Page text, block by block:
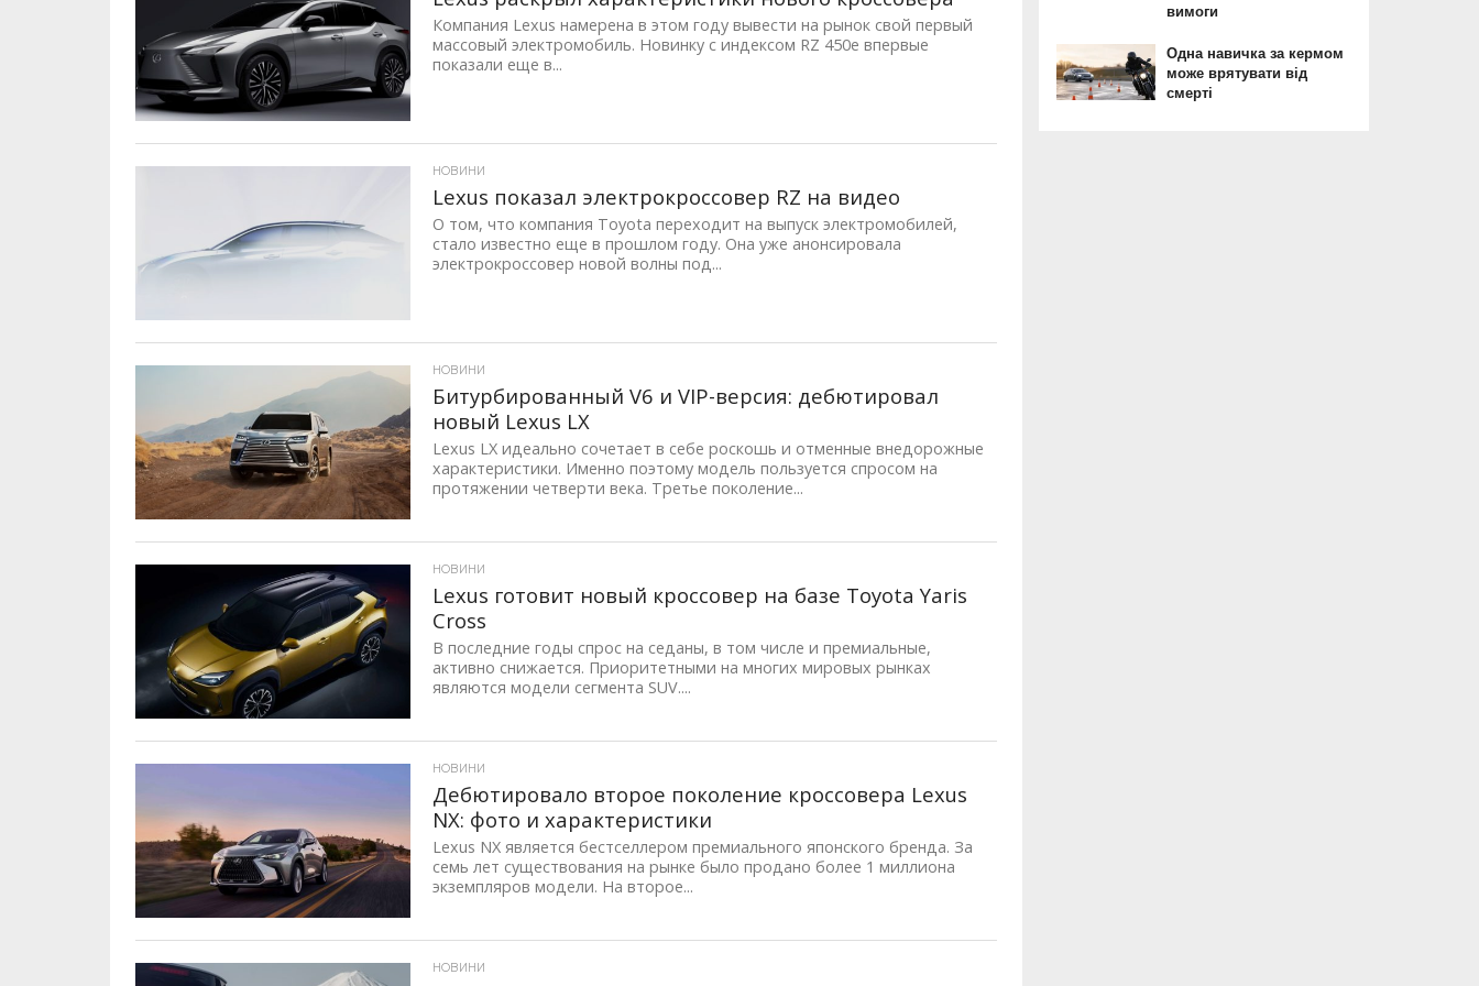
Компания Lexus намерена в этом году вывести на рынок свой первый
массовый электромобиль. Новинку с индексом RZ 450e впервые
показали еще в...
НОВИНИ
Lexus показал электрокроссовер RZ на видео
О том, что компания Toyota переходит на выпуск электромобилей,
стало известно еще в прошлом году. Она уже анонсировала
электрокроссовер новой волны под...
НОВИНИ
Битурбированный V6 и VIP-версия: дебютировал
новый Lexus LX
Lexus LX идеально сочетает в себе роскошь и отменные внедорожные
характеристики. Именно поэтому модель пользуется спросом на
протяжении четверти века. Третье поколение...
НОВИНИ
Lexus готовит новый кроссовер на базе Toyota Yaris
Cross
В последние годы спрос на седаны, в том числе и премиальные,
активно снижается. Приоритетными на многих мировых рынках
являются модели сегмента SUV....
НОВИНИ
Дебютировало второе поколение кроссовера Lexus
NX: фото и характеристики
Lexus NX является бестселлером премиального японского бренда. За
семь лет существования на рынке было продано более 1 миллиона
экземпляров модели. На второе...
НОВИНИ